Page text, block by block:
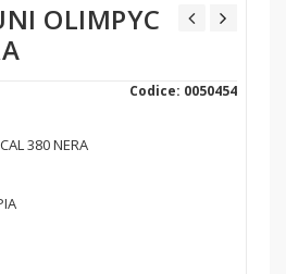
OLIMPYC
Codice: 0050454
380 NERA